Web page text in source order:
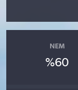
NEM
%60